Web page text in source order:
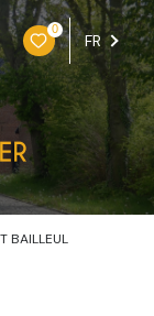
0
FR
BAILLEUL